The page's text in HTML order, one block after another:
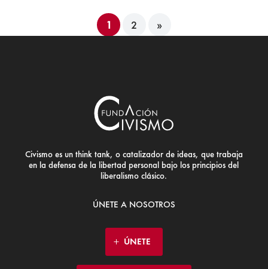
1 2 »
Civismo es un think tank, o catalizador de ideas, que trabaja
en la defensa de la libertad personal bajo los principios del
liberalismo clásico.
ÚNETE A NOSOTROS
ÚNETE